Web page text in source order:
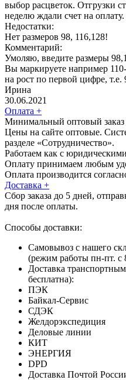
выбор расцветок. Отгрузки
неделю ждали счет на оплату.
Недостатки:
Нет размеров 98, 116,128!
Комментарий:
Умоляю, введите размеры
Вы маркируете например
на рост по первой цифре, т.е.
Ирина
30.06.2021
Оплата +
Минимальный оптовый заказ
Цены на сайте оптовые.
разделе «Сотрудничество».
Работаем как с
Оплату принимаем любым
Оплата производится
Доставка +
Сбор заказа до 5 дней,
дня после оплаты.
Способы доставки:
Самовывоз с нашего
(режим работы пн-пт. с
Доставка
бесплатна):
ПЭК
Байкал-Сервис
СДЭК
Желдорэкспедиция
Деловые линии
КИТ
ЭНЕРГИЯ
DPD
Доставка Почтой